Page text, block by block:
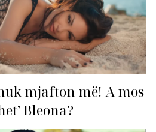
mjafton më! A mos
Bleona?